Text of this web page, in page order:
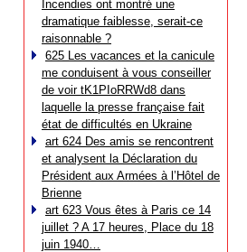
Incendies ont montré une
dramatique faiblesse, serait-ce
raisonnable ?
625 Les vacances et la canicule
me conduisent à vous conseiller
de voir tK1PIoRRWd8 dans
laquelle la presse française fait
état de difficultés en Ukraine
art 624 Des amis se rencontrent
et analysent la Déclaration du
Président aux Armées à l’Hôtel de
Brienne
art 623 Vous êtes à Paris ce 14
juillet ? A 17 heures, Place du 18
juin 1940…